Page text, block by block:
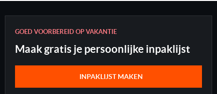
GOED VOORBEREID OP VAKANTIE
Maak gratis je persoonlijke inpaklijst
INPAKLIJST MAKEN